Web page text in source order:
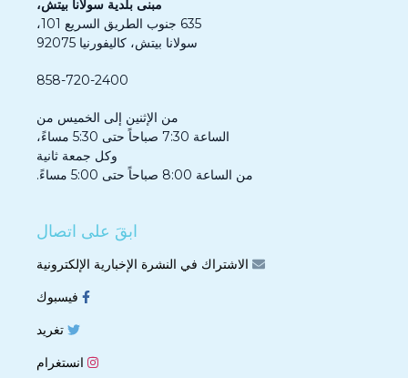
مبنى بلدية سولانا بيتش،
635 جنوب الطريق السريع 101،
سولانا بيتش، كاليفورنيا 92075
858-720-2400
من الإثنين إلى الخميس من
الساعة 7:30 صباحاً حتى 5:30 مساءً،
وكل جمعة ثانية
من الساعة 8:00 صباحاً حتى 5:00 مساءً.
ابقَ على اتصال
الاشتراك في النشرة الإخبارية الإلكترونية
فيسبوك
تغريد
انستغرام